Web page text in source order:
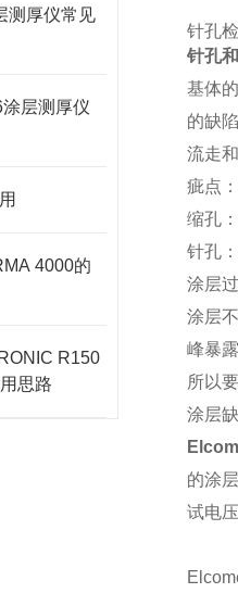
测厚仪常见
层测厚仪
4000的
R150
思路
针孔
针孔
基体
的缺
流走
疵点
缩孔
针孔
涂层
涂层
峰暴
所以
涂层
的涂
试电